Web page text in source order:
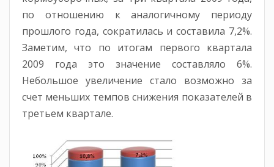
по отношению к аналогичному периоду
прошлого года, сократилась и составила 7,2%.
Заметим, что по итогам первого квартала
2009 года это значение составляло 6%.
Небольшое увеличение стало возможно за
счет меньших темпов снижения показателей в
третьем квартале.